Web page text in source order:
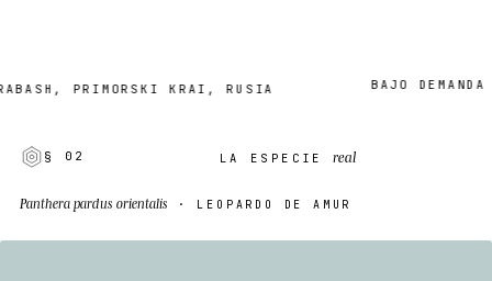
PRIMORSKI KRAI, RUSIA BAJO DEMANDA ·
§ 02 LA ESPECIE real
Panthera pardus orientalis · LEOPARDO DE AMUR